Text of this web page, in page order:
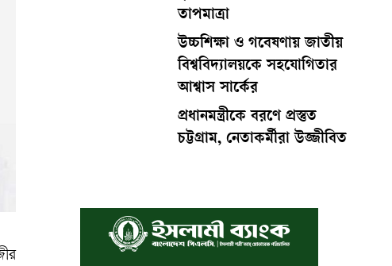
তাপমাত্রা
উচ্চশিক্ষা ও গবেষণায় জাতীয়
বিশ্ববিদ্যালয়কে সহযোগিতার
আশ্বাস সার্কের
প্রধানমন্ত্রীকে বরণে প্রস্তুত
চট্টগ্রাম, নেতাকর্মীরা উজ্জীবিত